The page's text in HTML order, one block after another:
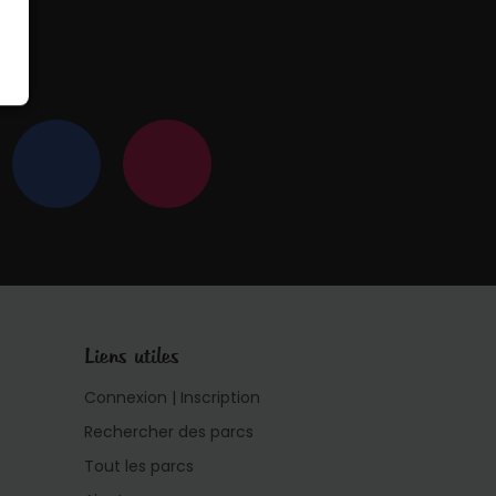
Liens utiles
Connexion | Inscription
Rechercher des parcs
Tout les parcs